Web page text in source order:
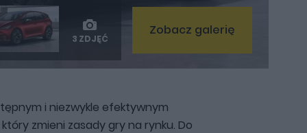
3 ZDJĘĆ
Zobacz galerię
i niezwykle efektywnym
zmieni zasady gry na rynku. Do